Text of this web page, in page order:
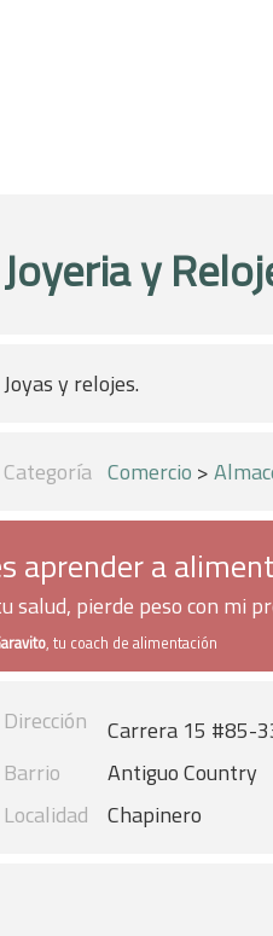
Joyeria y
Joyas y relojes.
Categoría Comercio >
aprender a
salud, pierde peso con mi
, tu coach de alimentación
Dirección
Carrera 15 #85-
Barrio
Antiguo Country
Localidad
Chapinero